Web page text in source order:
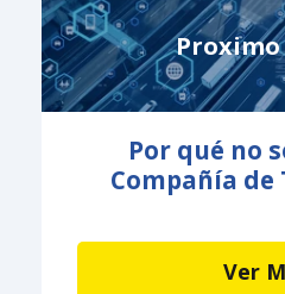
Proximo
Por qué no
Compañía
Ver